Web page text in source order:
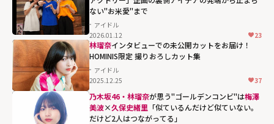
ない"お米愛"まで
アイドル
2026.01.12
23
林瑠奈インタビューでの未公開カットをお届け！
HOMINIS限定 撮りおろしカット集
アイドル
2025.12.25
37
乃木坂46・林瑠奈が思う"ゴールデンコンビ"は梅澤
美波×久保史緒里 「似ているんだけど似ていない。
だけど2人はつながってる」